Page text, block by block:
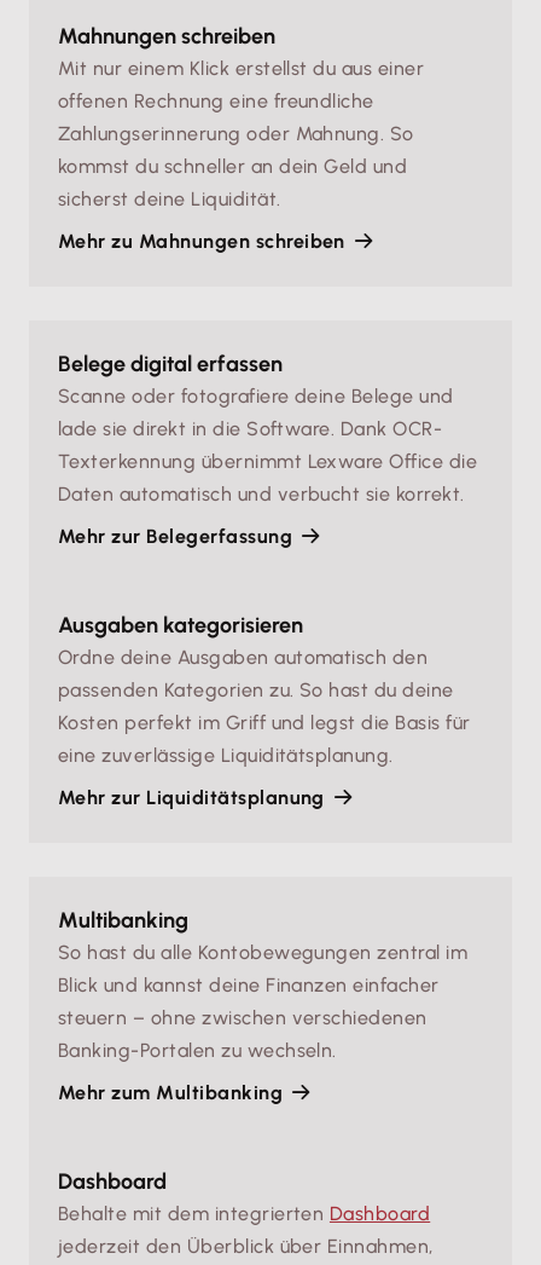
Mahnungen schreiben
Mit nur einem Klick erstellst du aus einer
offenen Rechnung eine freundliche
Zahlungserinnerung oder Mahnung. So
kommst du schneller an dein Geld und
sicherst deine Liquidität.
Mehr zu Mahnungen schreiben
Belege digital erfassen
Scanne oder fotografiere deine Belege und
lade sie direkt in die Software. Dank OCR-
Texterkennung übernimmt Lexware Office die
Daten automatisch und verbucht sie korrekt.
Mehr zur Belegerfassung
Ausgaben kategorisieren
Ordne deine Ausgaben automatisch den
passenden Kategorien zu. So hast du deine
Kosten perfekt im Griff und legst die Basis für
eine zuverlässige Liquiditätsplanung.
Mehr zur Liquiditätsplanung
Multibanking
So hast du alle Kontobewegungen zentral im
Blick und kannst deine Finanzen einfacher
steuern – ohne zwischen verschiedenen
Banking-Portalen zu wechseln.
Mehr zum Multibanking
Dashboard
Behalte mit dem integrierten Dashboard
jederzeit den Überblick über Einnahmen,